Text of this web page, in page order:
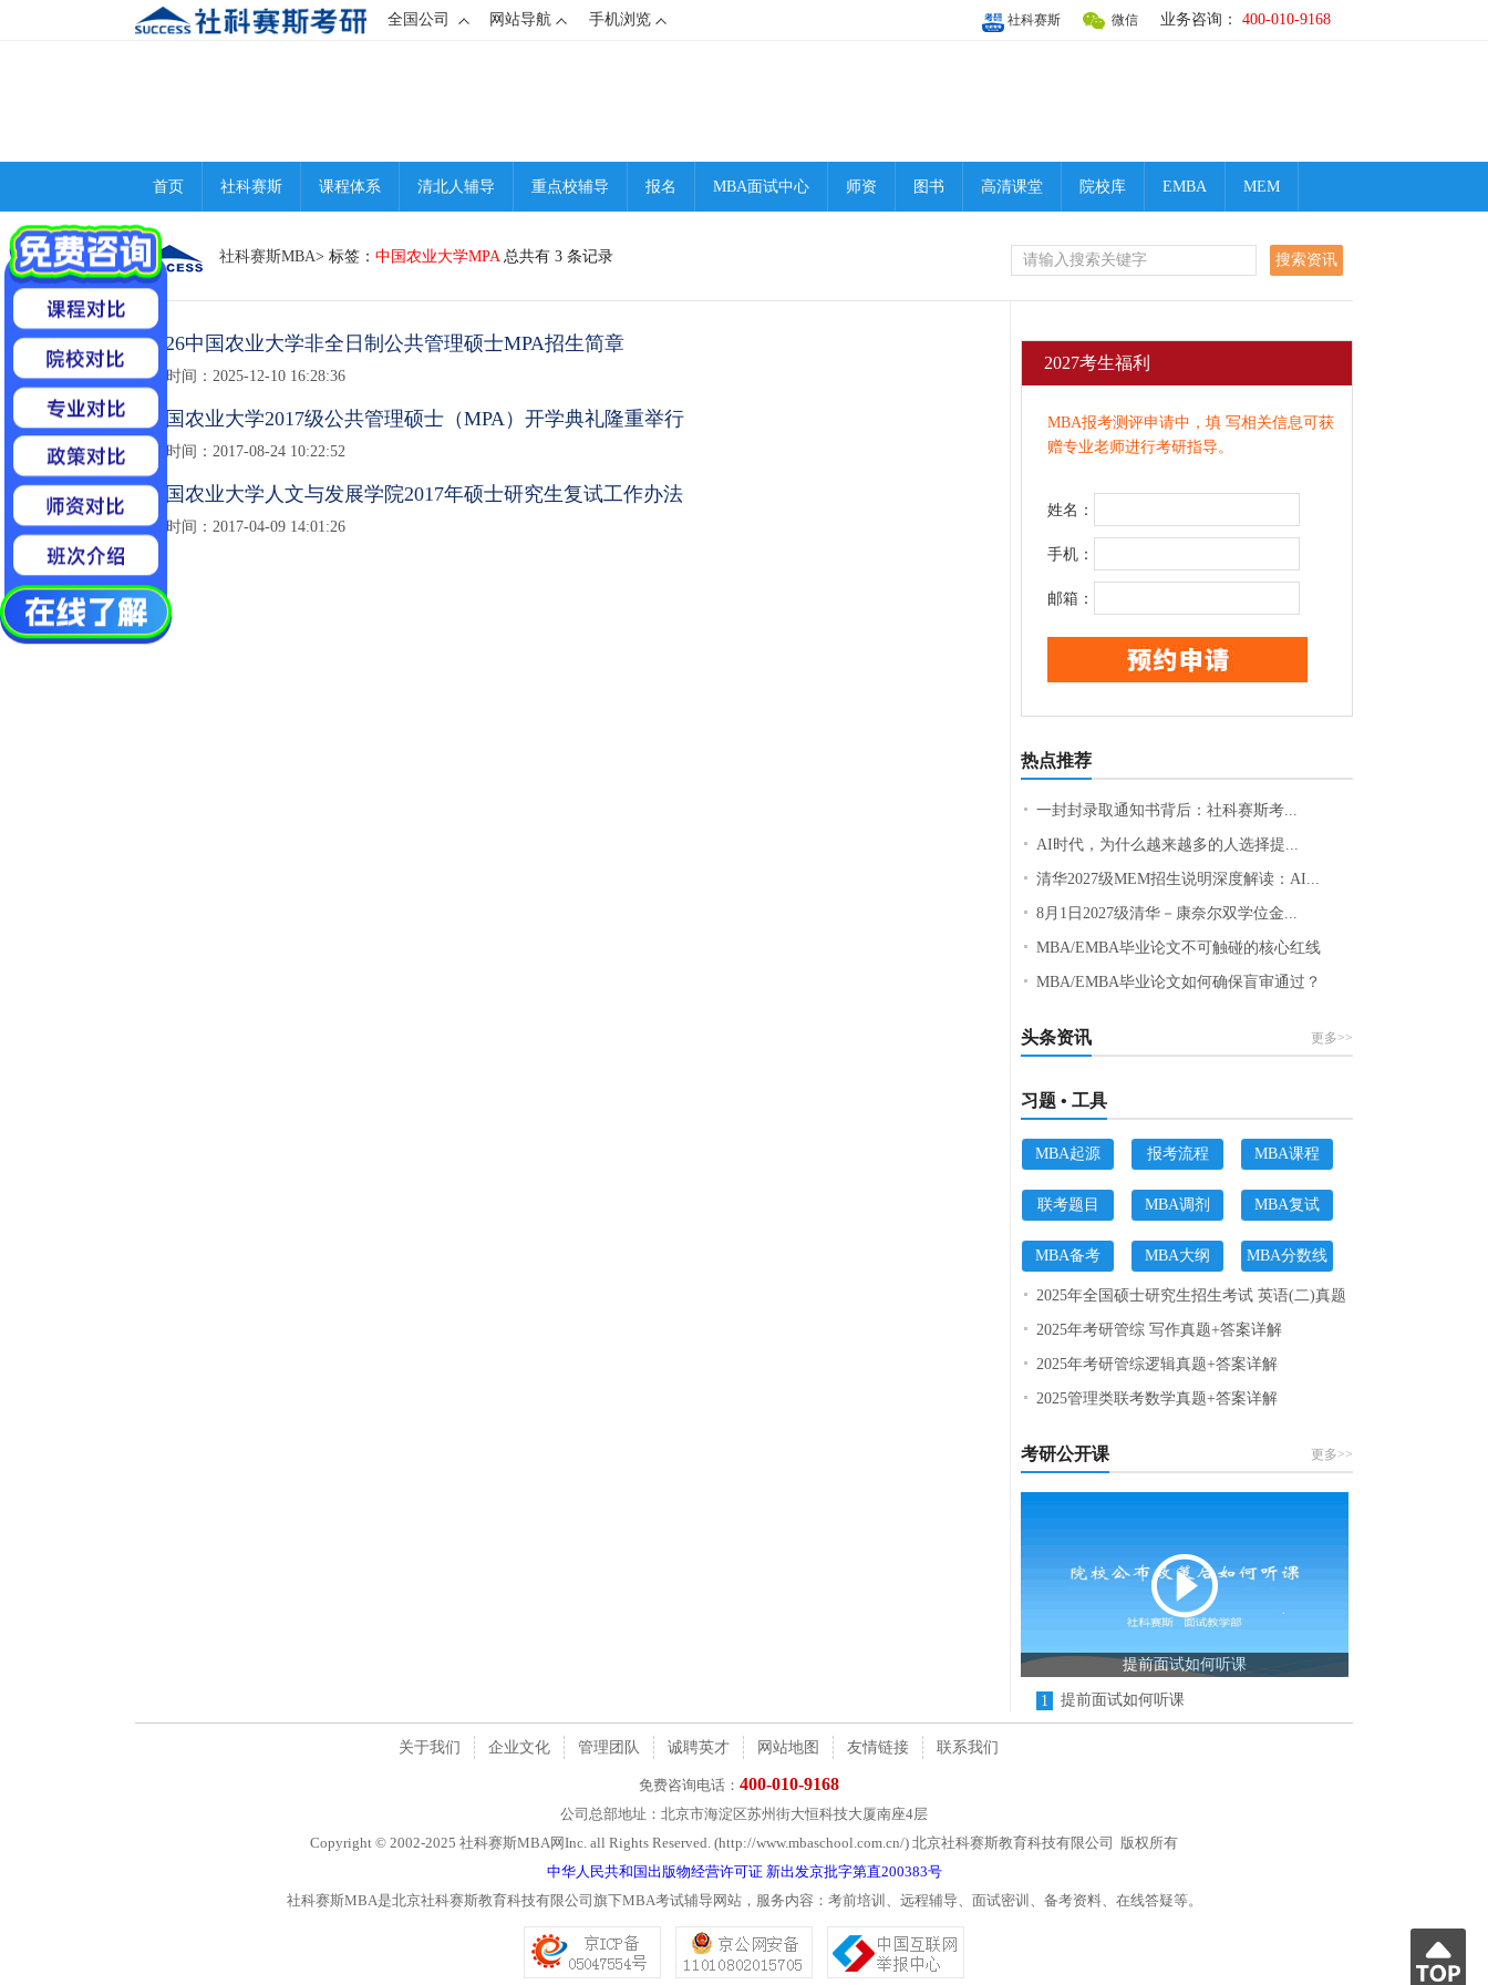
全国公司 网站导航 手机浏览 业务咨询： 400-010-9168
微信
社科赛斯
首页 社科赛斯 课程体系 清北人辅导 重点校辅导 报名 MBA面试中心 师资 图书 高清课堂 院校库 EMBA MEM
社科赛斯MBA> 标签： 中国农业大学MPA总共有 3 条记录
12026中国农业大学非全日制公共管理硕士MPA招生简章
发布时间：2025-12-10 16:28:36
1中国农业大学2017级公共管理硕士（MPA）开学典礼隆重举行
发布时间：2017-08-24 10:22:52
1中国农业大学人文与发展学院2017年硕士研究生复试工作办法
发布时间：2017-04-09 14:01:26
2027考生福利
MBA报考测评申请中，填 写相关信息可获
赠专业老师进行考研指导。
姓名：
手机：
邮箱：
热点推荐
一封封录取通知书背后：社科赛斯考...
AI时代，为什么越来越多的人选择提...
清华2027级MEM招生说明深度解读：AI...
8月1日2027级清华－康奈尔双学位金...
MBA/EMBA毕业论文不可触碰的核心红线
MBA/EMBA毕业论文如何确保盲审通过？
头条资讯 更多>>
习题 • 工具
MBA起源 报考流程 MBA课程
联考题目 MBA调剂 MBA复试
MBA备考 MBA大纲 MBA分数线
2025年全国硕士研究生招生考试 英语(二)真题
2025年考研管综 写作真题+答案详解
2025年考研管综逻辑真题+答案详解
2025管理类联考数学真题+答案详解
考研公开课 更多>>
提前面试如何听课
1 提前面试如何听课
关于我们 企业文化 管理团队 诚聘英才 网站地图 友情链接 联系我们
免费咨询电话： 400-010-9168
公司总部地址：北京市海淀区苏州街大恒科技大厦南座4层
Copyright © 2002-2025 社科赛斯MBA网Inc. all Rights Reserved. (http://www.mbaschool.com.cn/) 北京社科赛斯教育科技有限公司 版权所有
中华人民共和国出版物经营许可证 新出发京批字第直200383号
社科赛斯MBA是北京社科赛斯教育科技有限公司旗下MBA考试辅导网站，服务内容：考前培训、远程辅导、面试密训、备考资料、在线答疑等。